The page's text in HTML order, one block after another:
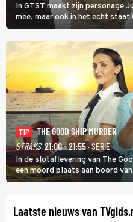
In GTST maakt zijn personage
mee, maar ook in het echt
vertelt hij in Adieu! Volgende
TIP
THE GOOD SHIP MURDER
STRAKS 21:00 - 21:55· SERIE
In de slotaflevering van The
een moord plaats aan boord
een bemanningslid het
Laatste nieuws van